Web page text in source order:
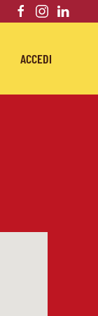
ACCEDI